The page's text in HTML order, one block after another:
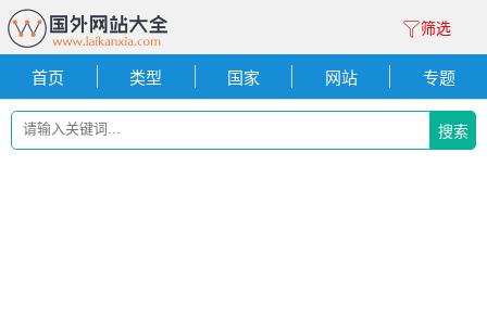
筛选
首页 类型 国家 网站 专题
搜索